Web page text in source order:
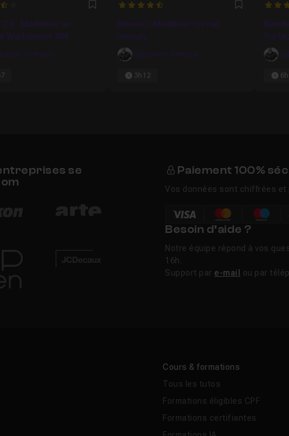
Favori
2.8 : Modéliser un
Warhammer 40k
Vanteux
4.8 Favori
Blender : Modéliser un van
lowpoly
Sébastien Vanteux
3h12
5
se
Paiement 100%
Vos données sont chiffrées
Besoin d’aide ?
Notre équipe répond à vos
16h.
Support par e-mail ou par
Cours & formations
Tous les tutos
Formations éligibles CPF
Formations certifiantes